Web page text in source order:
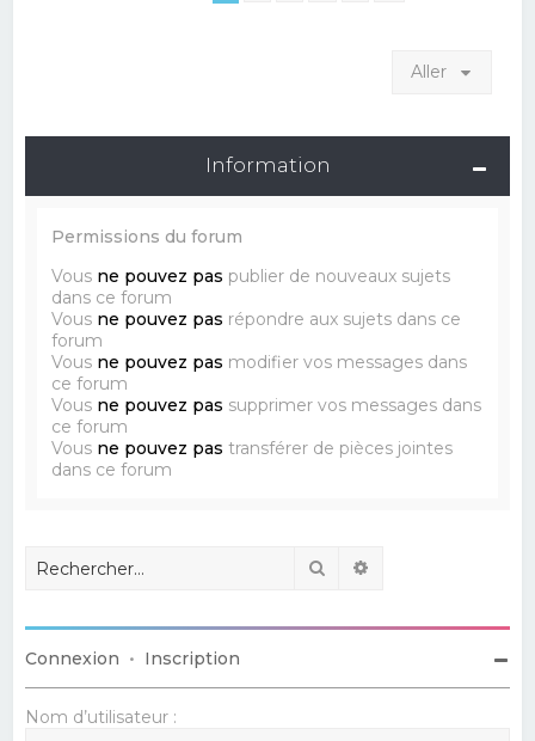
Aller
Information
Permissions du forum
Vous ne pouvez pas publier de nouveaux sujets
dans ce forum
Vous ne pouvez pas répondre aux sujets dans ce
forum
Vous ne pouvez pas modifier vos messages dans
ce forum
Vous ne pouvez pas supprimer vos messages dans
ce forum
Vous ne pouvez pas transférer de pièces jointes
dans ce forum
Rechercher
Connexion • Inscription
Nom d’utilisateur :